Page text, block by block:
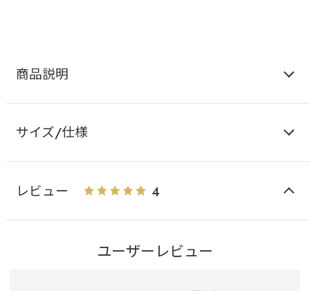
商品説明
サイズ/仕様
レビュー 4
ユーザーレビュー